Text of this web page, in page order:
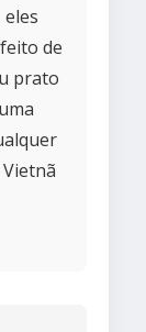
de
prato